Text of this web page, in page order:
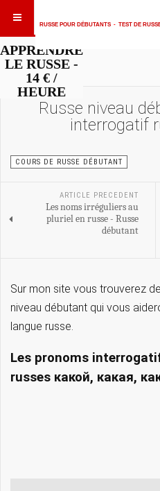
RUSSE POUR DÉBUTANTS - TEST DE
APPRENDRE
LE RUSSE -
14 € /
HEURE
Russe niveau
interrogatif
COURS DE RUSSE DÉBUTANT
ARTICLE PRECEDENT
Les noms irréguliers au
pluriel en russe - Russe
débutant
Sur mon site vous trouverez
niveau débutant qui vous
langue russe.
Les pronoms
russes какой, какая,